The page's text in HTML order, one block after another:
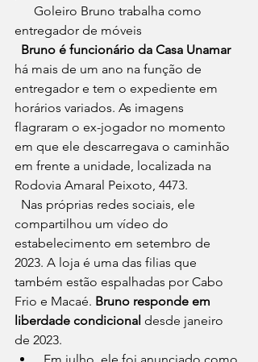
Goleiro Bruno trabalha como
entregador de móveis
  Bruno é funcionário da Casa Unamar
há mais de um ano na função de
entregador e tem o expediente em
horários variados. As imagens
flagraram o ex-jogador no momento
em que ele descarregava o caminhão
em frente a unidade, localizada na
Rodovia Amaral Peixoto, 4473.
compartilhou um vídeo do
estabelecimento em setembro de
2023. A loja é uma das filias que
também estão espalhadas por Cabo
Frio e Macaé. Bruno responde em
liberdade condicional desde janeiro
de 2023.